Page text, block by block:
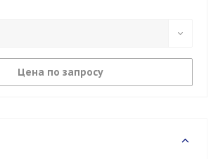
Цена по запросу